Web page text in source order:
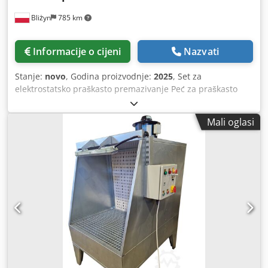
Bliżyn 785 km
Informacije o cijeni Nazvati
Stanje: novo, Godina proizvodnje: 2025, Set za
elektrostatsko praškasto premazivanje Peć za praškasto
premazivanje: 1200 x 3000 x 1800 mm Kabina za praškasto
premazivanje: 2800 x 2200 mm Peć / Sušara Tehnički
podaci: Radne dimenzije: 1200 x 3000 x 1800 mm
Priključna snaga: 33 kW Maksimalna radna temperatura:
230°C Oprema: Unutarnja kolica Vanjska kolica Cirkulacija
vrućeg zraka (ravnomjerna raspodjela temperature unutar
cijele peći) Sigurnosne brave za sigurno otvaranje i
zatvaranje Kabina za praškasto premazivanje Radne
dimenzije: 2800 x 2200 mm Snaga ventilatora: 2,2 kW
Protok zraka ventilatora: 10.500 m³/h Vrlo tih rad
Automatsko čišćenje filtra IZABERITE BUMEX SP. Z O.O. Vrlo
visoka kvaliteta strojeva koji se nude na tržištu.
Profesionalno savjetovanje i servis. Jamstvo. Jamstveni i
post-jamstveni servis. Potpuna tehnička dokumentacija.
Mali oglasi